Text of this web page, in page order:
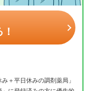
＋平日休みの調剤薬局」